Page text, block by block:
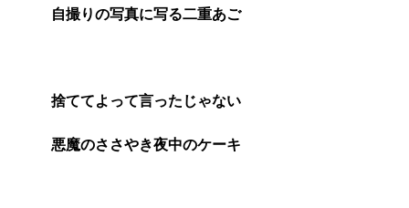
自撮りの写真に写る二重あご
捨ててよって言ったじゃない
悪魔のささやき夜中のケーキ